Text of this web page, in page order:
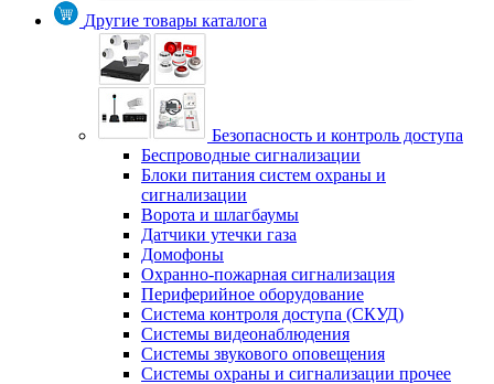
Другие товары каталога
Безопасность и контроль доступа
Беспроводные сигнализации
Блоки питания систем охраны и
сигнализации
Ворота и шлагбаумы
Датчики утечки газа
Домофоны
Охранно-пожарная сигнализация
Периферийное оборудование
Система контроля доступа (СКУД)
Системы видеонаблюдения
Системы звукового оповещения
Системы охраны и сигнализации прочее